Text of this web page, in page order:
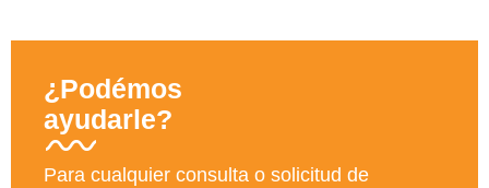
¿Podémos
ayudarle?
Para cualquier consulta o solicitud de